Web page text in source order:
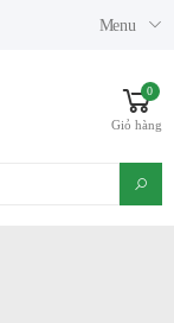
Menu
0
Giỏ hàng